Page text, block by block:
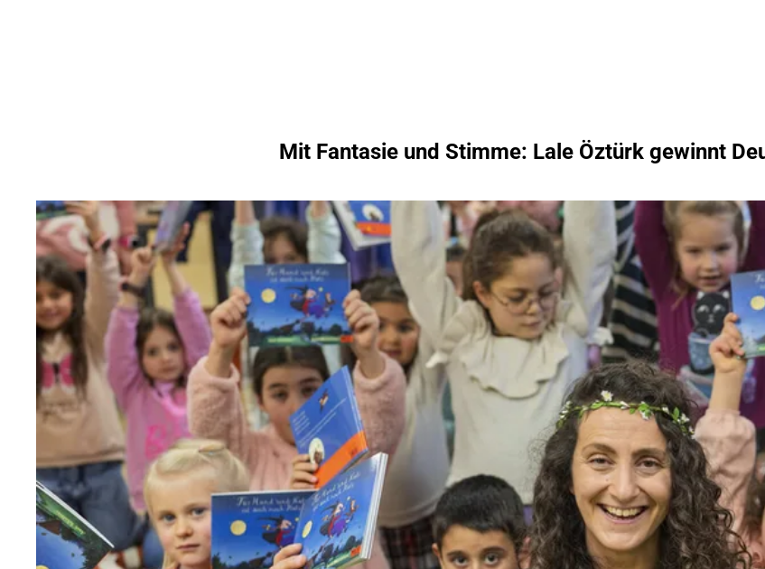
Mit Fantasie und Stimme: Lale Öztürk gewinnt